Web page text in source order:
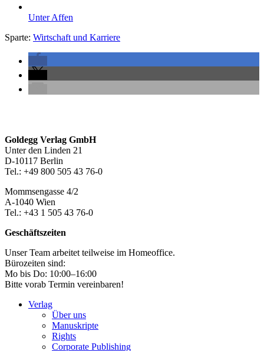
Unter Affen
Sparte: Wirtschaft und Karriere
Footer-
Section
Goldegg Verlag GmbH
Unter den Linden 21
D-10117 Berlin
Tel.: +49 800 505 43 76-0
Mommsengasse 4/2
A-1040 Wien
Tel.: +43 1 505 43 76-0
Geschäftszeiten
Unser Team arbeitet teilweise im Homeoffice.
Bürozeiten sind:
Mo bis Do: 10:00–16:00
Bitte vorab Termin vereinbaren!
Verlag
Über uns
Manuskripte
Rights
Corporate Publishing